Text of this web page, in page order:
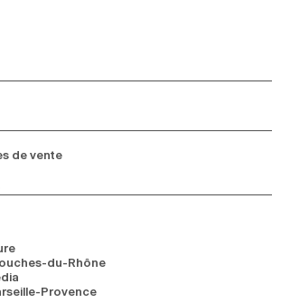
de vente
du-Rhône
Provence